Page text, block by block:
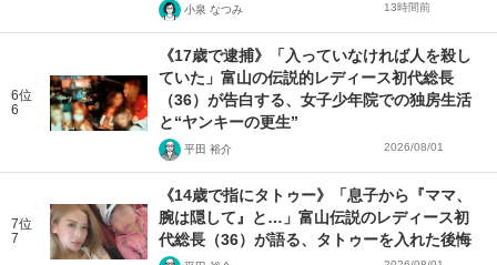
小泉 なつみ 13時間前
6位
6
《17歳で逮捕》「入っていなければ人を殺し
ていた」富山の伝説的レディース初代総長
（36）が告白する、女子少年院での独房生活
と“ヤンキーの更生”
平田 裕介 2026/08/01
7位
7
《14歳で指にタトゥー》「息子から『ママ、
腕は隠して』と…」富山伝説のレディース初
代総長（36）が語る、タトゥーを入れた後悔